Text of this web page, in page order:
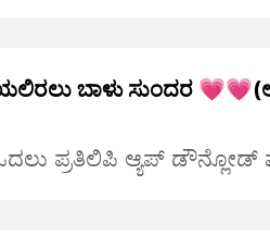
ಬಾಳು ಸುಂದರ
ಪ್ರತಿಲಿಪಿ ಆ್ಯಪ್ ಡೌನ್ಲೋಡ್